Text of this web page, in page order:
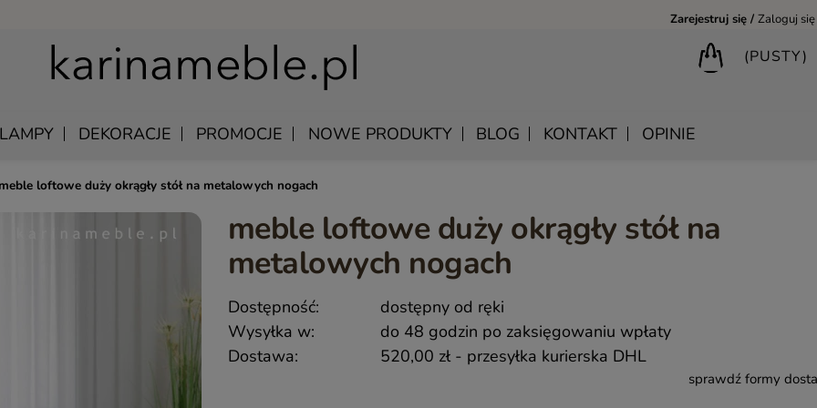
Zarejestruj się Zaloguj się
(PUSTY)
WISZĄCE
ŁÓŻKA DREWNIANE
SZAFKI NOCNE DREWNIANE
SZAFY DREWNIANE
BIURKA DREWNIANE
BIBLIOTECZKI DREWNIANE
LUSTRA DREWNIANE
MANGO – MEBLE Z LITEGO DREWNA NATURALNE
MEBLE Z PALISANDRU INDYJSKIEGO
MEBLE INDYJSKIE Z AKACJI
QUEEN – KLASYCZNE MEBLE DREWNIANE
MEBLE RUSTYKALNE DREWNIANE
HAMPTON ISLAND – MEBLE W STYLU HAMPTON
SHANTI – DREWNIANE MEBLE RZEŹBIONE
MEBLE BOHO SKANDYNAWSKIE – DREWNIANE
MONSOON – MEBLE RZEŹBIONE BOHO NOWOCZESNE
SAHARA – MEBLE VINTAGE LOFT
SAFFRON – MEBLE INDYJSKIE I ORIENTALNE
LAMPY DEKORACJE PROMOCJE NOWE PRODUKTY BLOG KONTAKT OPINIE
meble loftowe duży okrągły stół na metalowych nogach
meble loftowe duży okrągły stół na
metalowych nogach
Dostępność:
dostępny od ręki
Wysyłka w:
do 48 godzin po zaksięgowaniu wpłaty
Dostawa:
520,00 zł - przesyłka kurierska DHL
sprawdź formy